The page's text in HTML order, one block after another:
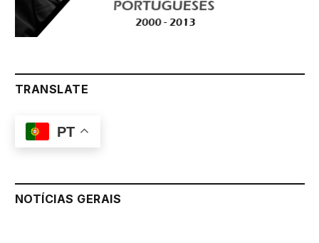
TRANSLATE
PT
NOTÍCIAS GERAIS